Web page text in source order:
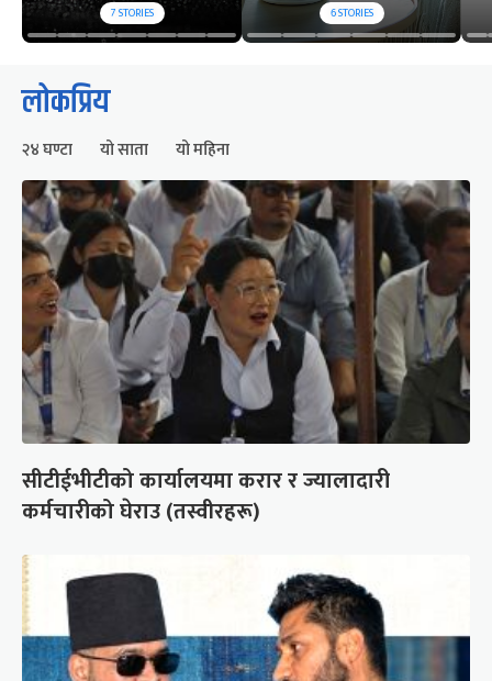
7STORIES 6STORIES
लोकप्रिय
२४ घण्टा यो साता यो महिना
सीटीईभीटीको कार्यालयमा करार र ज्यालादारी
कर्मचारीको घेराउ (तस्वीरहरू)